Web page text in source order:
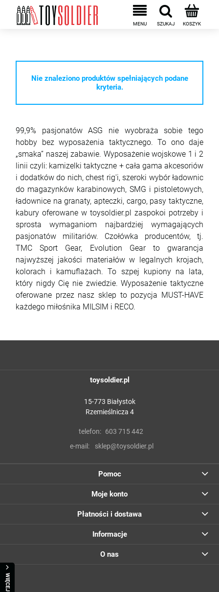
WIĘCEJ
Nie znaleziono produktów spełniających podane
kryteria.
99,9% pasjonatów ASG nie wyobraża sobie tego
hobby bez wyposażenia taktycznego. To ono daje
„smaka” naszej zabawie. Wyposażenie wojskowe 1 i 2
linii czyli: kamizelki taktyczne + cała gama akcesoriów
i dodatków do nich, chest rig'i, szeroki wybór ładownic
do magazynków karabinowych, SMG i pistoletowych,
ładownice na granaty, apteczki, cargo, pasy taktyczne,
kabury oferowane w toysoldier.pl zaspokoi potrzeby i
sprosta wymaganiom najbardziej wymagających
pasjonatów militariów. Czołówka producentów, tj.
TMC Sport Gear, Evolution Gear to gwarancja
najwyższej jakości materiałów w legalnych krojach,
kolorach i kamuflażach. To szpej kupiony na lata,
który nigdy Cię nie zwiedzie. Wyposażenie taktyczne
oferowane przez nasz sklep to pozycja MUST-HAVE
każdego miłośnika MILSIM i RECO.
toysoldier.pl
15-773 Białystok
Rzemieślnicza 4
telefon: 603 715 442
e-mail:
sklep@toysoldier.pl
Pomoc
Moje konto
Płatności i dostawa
Informacje
O nas